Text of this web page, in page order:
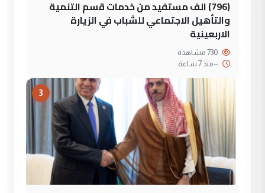
(796) الف مستفيد من خدمات قسم التنمية
والتأهيل الاجتماعي للشباب في الزيارة
الاربعينية
--منذ 7 ساعة
3